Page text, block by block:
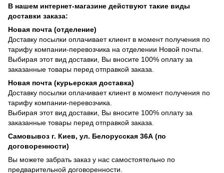
В нашем интернет-магазине действуют такие виды
доставки заказа:
Новая почта (отделение)
Доставку посылки оплачивает клиент в момент получения по
тарифу компании-перевозчика на отделении Новой почты.
Выбирая этот вид доставки, Вы вносите 100% оплату за
заказанные товары перед отправкой заказа.
Новая почта (курьерская доставка)
Доставку посылки оплачивает клиент в момент получения по
тарифу компании-перевозчика.
Выбирая этот вид доставки, Вы вносите 100% оплату за
заказанные товары перед отправкой заказа.
Самовывоз г. Киев, ул. Белорусская 36А (по
договоренности)
Вы можете забрать заказ у нас самостоятельно по
предварительной договоренности.